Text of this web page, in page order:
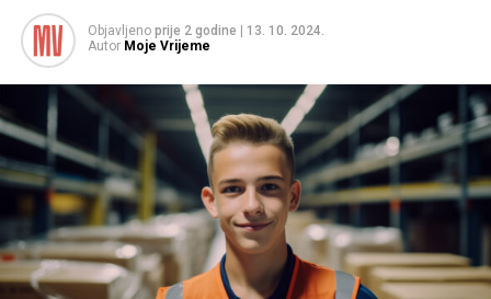
Objavljeno prije 2 godine
13. 10. 2024.
Autor Moje Vrijeme